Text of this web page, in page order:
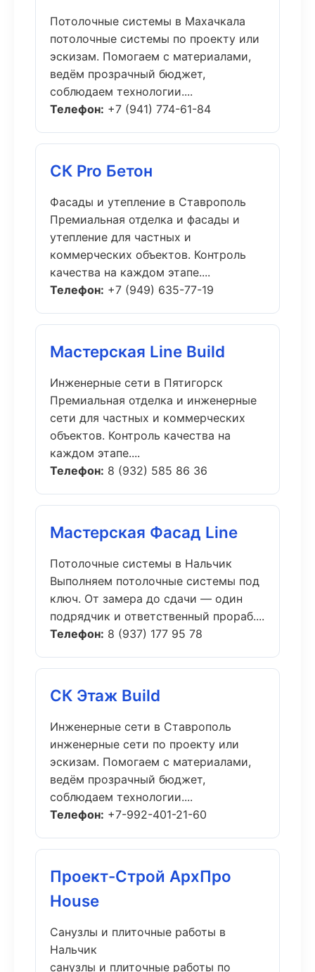
Потолочные системы в Махачкала
потолочные системы по проекту или
эскизам. Помогаем с материалами,
ведём прозрачный бюджет,
соблюдаем технологии....
Телефон: +7 (941) 774-61-84
СК Pro Бетон
Фасады и утепление в Ставрополь
Премиальная отделка и фасады и
утепление для частных и
коммерческих объектов. Контроль
качества на каждом этапе....
Телефон: +7 (949) 635-77-19
Мастерская Line Build
Инженерные сети в Пятигорск
Премиальная отделка и инженерные
сети для частных и коммерческих
объектов. Контроль качества на
каждом этапе....
Телефон: 8 (932) 585 86 36
Мастерская Фасад Line
Потолочные системы в Нальчик
Выполняем потолочные системы под
ключ. От замера до сдачи — один
подрядчик и ответственный прораб....
Телефон: 8 (937) 177 95 78
СК Этаж Build
Инженерные сети в Ставрополь
инженерные сети по проекту или
эскизам. Помогаем с материалами,
ведём прозрачный бюджет,
соблюдаем технологии....
Телефон: +7-992-401-21-60
Проект-Строй АрхПро
House
Санузлы и плиточные работы в
Нальчик
санузлы и плиточные работы по